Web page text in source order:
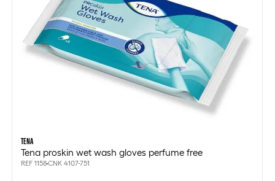
TENA
Tena proskin wet wash gloves perfume free
REF 1158CNK 4107-751